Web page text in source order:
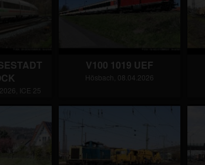
ICE 25
V100 1019 UEF
Hösbach, 08.04.2026